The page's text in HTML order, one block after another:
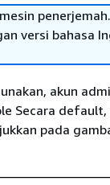
versi bahasa
akun
Secara
pada